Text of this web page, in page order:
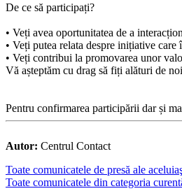
De ce să participați?
• Veți avea oportunitatea de a
• Veți putea relata despre inițiative
• Veți contribui la promovarea unor
Vă așteptăm cu drag să fiți alături de
Pentru confirmarea participării dar și
Autor: Centrul Contact
Toate comunicatele de presă ale
Toate comunicatele din categoria